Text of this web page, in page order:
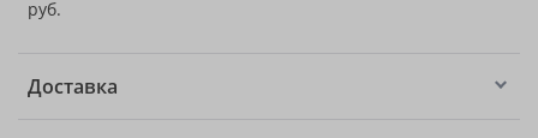
руб.
Доставка